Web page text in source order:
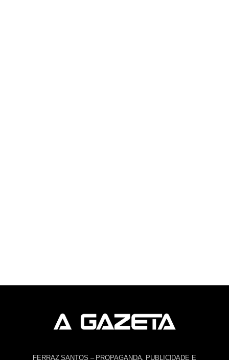
FERRAZ SANTOS – PROPAGANDA, PUBLICIDADE E